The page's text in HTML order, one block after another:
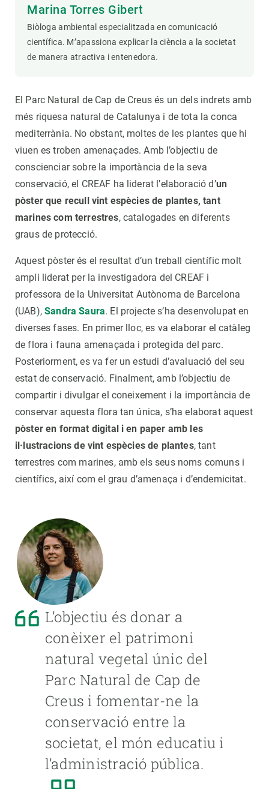
Marina Torres Gibert
Biòloga ambiental especialitzada en comunicació
científica. M’apassiona explicar la ciència a la societat
de manera atractiva i entenedora.
El Parc Natural de Cap de Creus és un dels indrets amb
més riquesa natural de Catalunya i de tota la conca
mediterrània. No obstant, moltes de les plantes que hi
viuen es troben amenaçades. Amb l’objectiu de
conscienciar sobre la importància de la seva
conservació, el CREAF ha liderat l’elaboració d’un
pòster que recull vint espècies de plantes, tant
marines com terrestres, catalogades en diferents
graus de protecció.
Aquest pòster és el resultat d’un treball científic molt
ampli liderat per la investigadora del CREAF i
professora de la Universitat Autònoma de Barcelona
(UAB),Sandra Saura. El projecte s’ha desenvolupat en
diverses fases. En primer lloc, es va elaborar el catàleg
de flora i fauna amenaçada i protegida del parc.
Posteriorment, es va fer un estudi d’avaluació del seu
estat de conservació. Finalment, amb l’objectiu de
compartir i divulgar el coneixement i la importància de
conservar aquesta flora tan única, s’ha elaborat aquest
pòster en format digital i en paper amb les
il·lustracions de vint espècies de plantes, tant
terrestres com marines, amb els seus noms comuns i
científics, així com el grau d’amenaça i d’endemicitat.
L’objectiu és donar a
conèixer el patrimoni
natural vegetal únic del
Parc Natural de Cap de
Creus i fomentar-ne la
conservació entre la
societat, el món educatiu i
l’administració pública.